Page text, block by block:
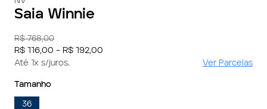
Saia Winnie
R$ 768,00
R$ 116,00 - R$ 192,00
Até 1x s/juros. Ver Parcelas
Tamanho
36